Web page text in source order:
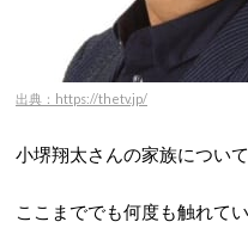
出典：https://thetv.jp/
小堺翔太さんの家族につい
ここまででも何度も触れて